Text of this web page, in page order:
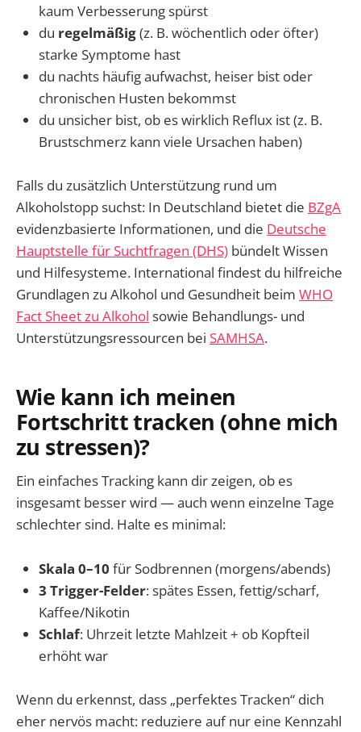
kaum Verbesserung spürst
du regelmäßig(z. B. wöchentlich oder öfter)
starke Symptome hast
du nachts häufig aufwachst, heiser bist oder
chronischen Husten bekommst
du unsicher bist, ob es wirklich Reflux ist (z. B.
Brustschmerz kann viele Ursachen haben)
Falls du zusätzlich Unterstützung rund um
Alkoholstopp suchst: In Deutschland bietet die BZgA
evidenzbasierte Informationen, und die Deutsche
Hauptstelle für Suchtfragen (DHS) bündelt Wissen
und Hilfesysteme. International findest du hilfreiche
Grundlagen zu Alkohol und Gesundheit beim WHO
Fact Sheet zu Alkohol sowie Behandlungs- und
Unterstützungsressourcen bei SAMHSA.
Wie kann ich meinen
Fortschritt tracken (ohne mich
zu stressen)?
Ein einfaches Tracking kann dir zeigen, ob es
insgesamt besser wird — auch wenn einzelne Tage
schlechter sind. Halte es minimal:
Skala 0–10 für Sodbrennen (morgens/abends)
3 Trigger-Felder: spätes Essen, fettig/scharf,
Kaffee/Nikotin
Schlaf: Uhrzeit letzte Mahlzeit + ob Kopfteil
erhöht war
Wenn du erkennst, dass „perfektes Tracken“ dich
eher nervös macht: reduziere auf nur eine Kennzahl